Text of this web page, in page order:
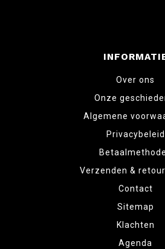
Over ons
Onze
Algemene
Privacybeleid
Verzenden &
Contact
Sitemap
Klachten
Agenda